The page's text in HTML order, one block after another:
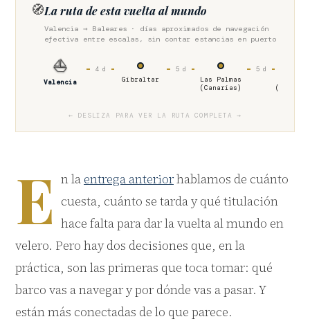
🧭La ruta de esta vuelta al mundo
Valencia → Baleares · días aproximados de navegación
efectiva entre escalas, sin contar estancias en puerto
⛵
Valencia
4 d
Gibraltar
5 d
Las Palmas
(Canarias)
5 d
(Cabo
← DESLIZA PARA VER LA RUTA COMPLETA →
E n la entrega anteriorhablamos de cuánto
cuesta, cuánto se tarda y qué titulación
hace falta para dar la vuelta al mundo en
velero. Pero hay dos decisiones que, en la
práctica, son las primeras que toca tomar: qué
barco vas a navegar y por dónde vas a pasar. Y
están más conectadas de lo que parece.